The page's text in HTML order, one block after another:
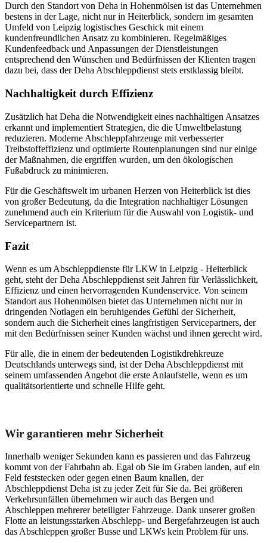
Durch den Standort von Deha in Hohenmölsen ist das Unternehmen
bestens in der Lage, nicht nur in Heiterblick, sondern im gesamten
Umfeld von Leipzig logistisches Geschick mit einem
kundenfreundlichen Ansatz zu kombinieren. Regelmäßiges
Kundenfeedback und Anpassungen der Dienstleistungen
entsprechend den Wünschen und Bedürfnissen der Klienten tragen
dazu bei, dass der Deha Abschleppdienst stets erstklassig bleibt.
Nachhaltigkeit durch Effizienz
Zusätzlich hat Deha die Notwendigkeit eines nachhaltigen Ansatzes
erkannt und implementiert Strategien, die die Umweltbelastung
reduzieren. Moderne Abschleppfahrzeuge mit verbesserter
Treibstoffeffizienz und optimierte Routenplanungen sind nur einige
der Maßnahmen, die ergriffen wurden, um den ökologischen
Fußabdruck zu minimieren.
Für die Geschäftswelt im urbanen Herzen von Heiterblick ist dies
von großer Bedeutung, da die Integration nachhaltiger Lösungen
zunehmend auch ein Kriterium für die Auswahl von Logistik- und
Servicepartnern ist.
Fazit
Wenn es um Abschleppdienste für LKW in Leipzig - Heiterblick
geht, steht der Deha Abschleppdienst seit Jahren für Verlässlichkeit,
Effizienz und einen hervorragenden Kundenservice. Von seinem
Standort aus Hohenmölsen bietet das Unternehmen nicht nur in
dringenden Notlagen ein beruhigendes Gefühl der Sicherheit,
sondern auch die Sicherheit eines langfristigen Servicepartners, der
mit den Bedürfnissen seiner Kunden wächst und ihnen gerecht wird.
Für alle, die in einem der bedeutenden Logistikdrehkreuze
Deutschlands unterwegs sind, ist der Deha Abschleppdienst mit
seinem umfassenden Angebot die erste Anlaufstelle, wenn es um
qualitätsorientierte und schnelle Hilfe geht.
Wir garantieren mehr Sicherheit
Innerhalb weniger Sekunden kann es passieren und das Fahrzeug
kommt von der Fahrbahn ab. Egal ob Sie im Graben landen, auf ein
Feld feststecken oder gegen einen Baum knallen, der
Abschleppdienst Deha ist zu jeder Zeit für Sie da. Bei größeren
Verkehrsunfällen übernehmen wir auch das Bergen und
Abschleppen mehrerer beteiligter Fahrzeuge. Dank unserer großen
Flotte an leistungsstarken Abschlepp- und Bergefahrzeugen ist auch
das Abschleppen großer Busse und LKWs kein Problem für uns.